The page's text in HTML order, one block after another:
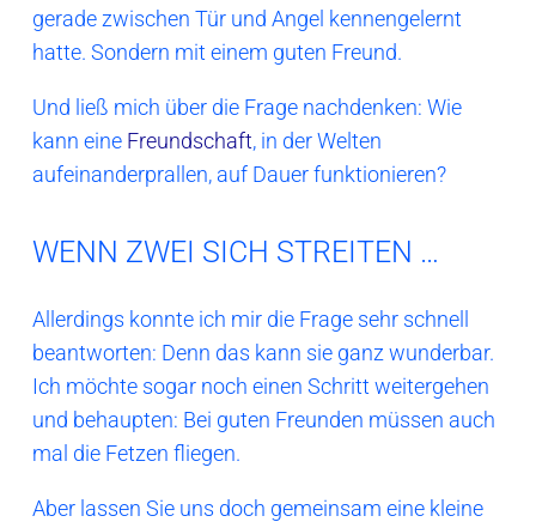
gerade zwischen Tür und Angel kennengelernt
hatte. Sondern mit einem guten Freund.
Und ließ mich über die Frage nachdenken: Wie
kann eine Freundschaft, in der Welten
aufeinanderprallen, auf Dauer funktionieren?
WENN ZWEI SICH STREITEN …
Allerdings konnte ich mir die Frage sehr schnell
beantworten: Denn das kann sie ganz wunderbar.
Ich möchte sogar noch einen Schritt weitergehen
und behaupten: Bei guten Freunden müssen auch
mal die Fetzen fliegen.
Aber lassen Sie uns doch gemeinsam eine kleine